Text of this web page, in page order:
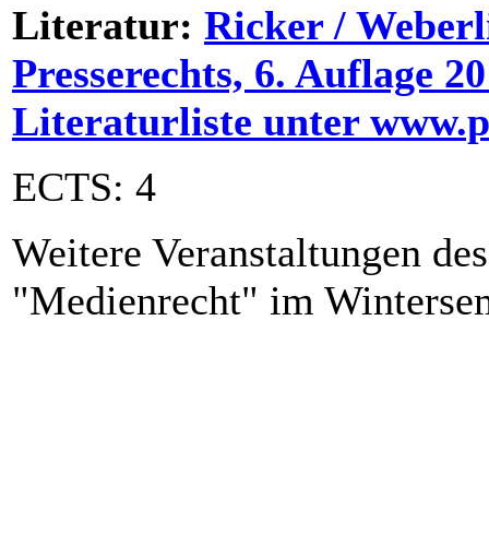
Literatur: Ricker /
Presserechts, 6. Auflage
Literaturliste unter
ECTS: 4
Weitere Veranstaltungen
"Medienrecht" im